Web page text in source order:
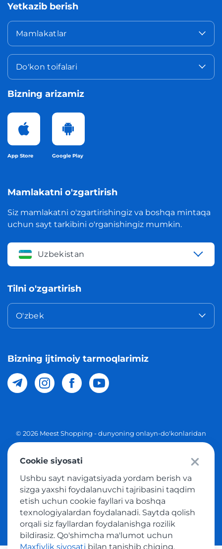
Yetkazib berish
Mamlakatlar
Do'kon toifalari
Bizning arizamiz
App Store Google Play
Mamlakatni o'zgartirish
Siz mamlakatni o'zgartirishingiz va boshqa mintaqa
uchun sayt tarkibini o'rganishingiz mumkin.
Uzbekistan
Tilni o'zgartirish
O'zbek
Bizning ijtimoiy tarmoqlarimiz
© 2026 Meest Shopping - dunyoning onlayn-do'konlaridan
Ommaviy taklif
Tovar sotib olish xizmatidan foydalanish shartlari
Cookie siyosati
Ushbu sayt navigatsiyada yordam berish va
sizga yaxshi foydalanuvchi tajribasini taqdim
etish uchun cookie fayllari va boshqa
texnologiyalardan foydalanadi. Saytda qolish
orqali siz fayllardan foydalanishga rozilik
bildirasiz. Qo'shimcha ma'lumot uchun
Maxfiylik siyosati bilan tanishib chiqing.